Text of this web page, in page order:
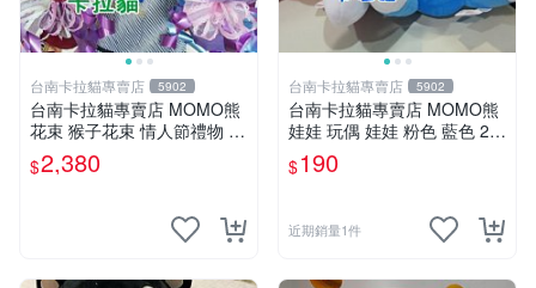
台南卡拉貓專賣店 5902
台南卡拉貓專賣店 MOMO熊
花束 猴子花束 情人節禮物 二
選一 可繡字 可今天寄明天到
$2,380
台南卡拉貓專賣店 5902
台南卡拉貓專賣店 MOMO熊
娃娃 玩偶 娃娃 粉色 藍色 2色
分售
$190
近期銷量1件